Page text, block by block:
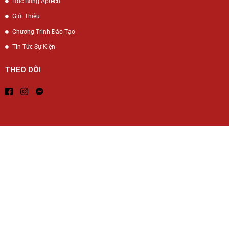
Giới Thiệu
Chương Trình Đào Tạo
Tin Tức Sự Kiện
THEO DÕI